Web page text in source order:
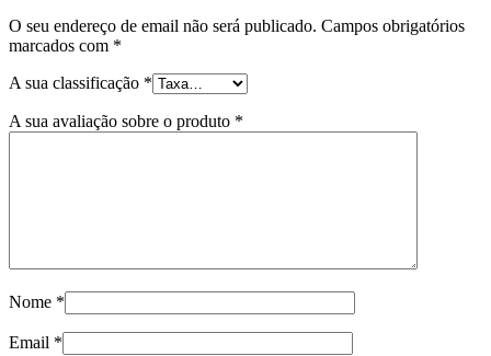
O seu endereço de email não será publicado. Campos obrigatórios
marcados com *
A sua classificação *
A sua avaliação sobre o produto *
Nome *
Email *